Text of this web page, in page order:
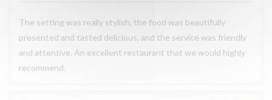
The setting was really stylish, the food was beautifully
presented and tasted delicious, and the service was friendly
and attentive. An excellent restaurant that we would highly
recommend.